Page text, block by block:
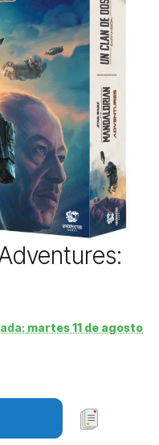
martes 11 de agosto